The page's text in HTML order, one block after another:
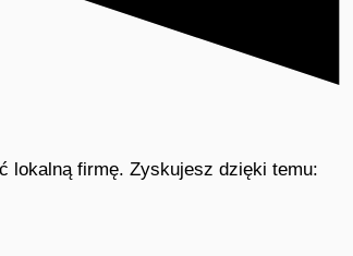
lokalną firmę. Zyskujesz dzięki temu: